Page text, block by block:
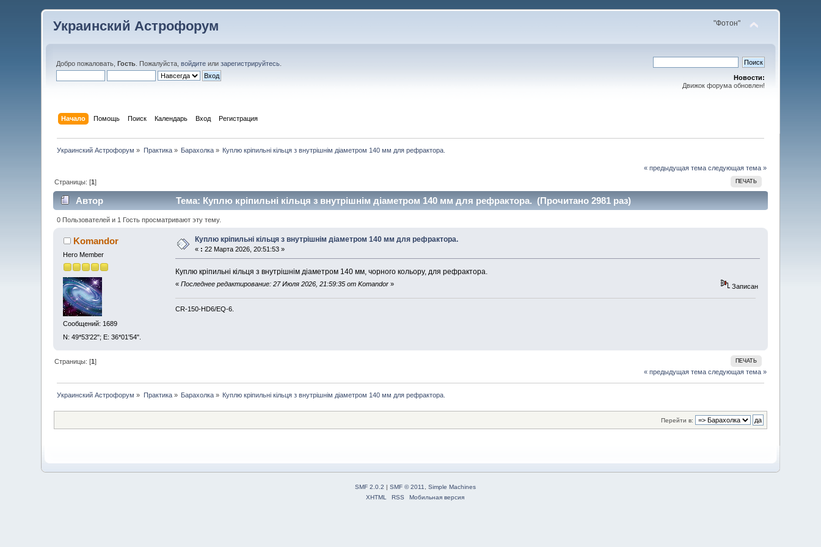
Украинский Астрофорум "Фотон"
Добро пожаловать,Гость . Пожалуйста,войдите илизарегистрируйтесь
Новости:
Движок форума обновлен!
Начало Помощь Поиск Календарь Вход Регистрация
Украинский Астрофорум » Практика» Барахолка » Куплю кріпильні кільця з внутрішнім діаметром 140 мм для рефрактора.
« предыдущая тема следующая тема »
ПЕЧАТЬ
Страницы: [1]
Автор Тема: Куплю кріпильні кільця з внутрішнім діаметром 140 мм для рефрактора. (Прочитано 2981 раз)
0 Пользователей и 1 Гость просматривают эту тему.
Komandor
Hero Member
Сообщений: 1689
N: 49*53'22"; E: 36*01'54".
Куплю кріпильні кільця з внутрішнім діаметром 140 мм для рефрактора.
« : 22 Марта 2026, 20:51:53 »
Куплю кріпильні кільця з внутрішнім діаметром 140 мм, чорного кольору, для рефрактора.
« Последнее редактирование: 27 Июля 2026, 21:59:35 от Komandor» Записан
CR-150-HD6/EQ-6.
ПЕЧАТЬ
Страницы: [1]
« предыдущая тема следующая тема »
Украинский Астрофорум » Практика» Барахолка » Куплю кріпильні кільця з внутрішнім діаметром 140 мм для рефрактора.
Перейти в:
SMF 2.0.2 | SMF © 2011
Simple Machines
XHTML
RSS Мобильная версия